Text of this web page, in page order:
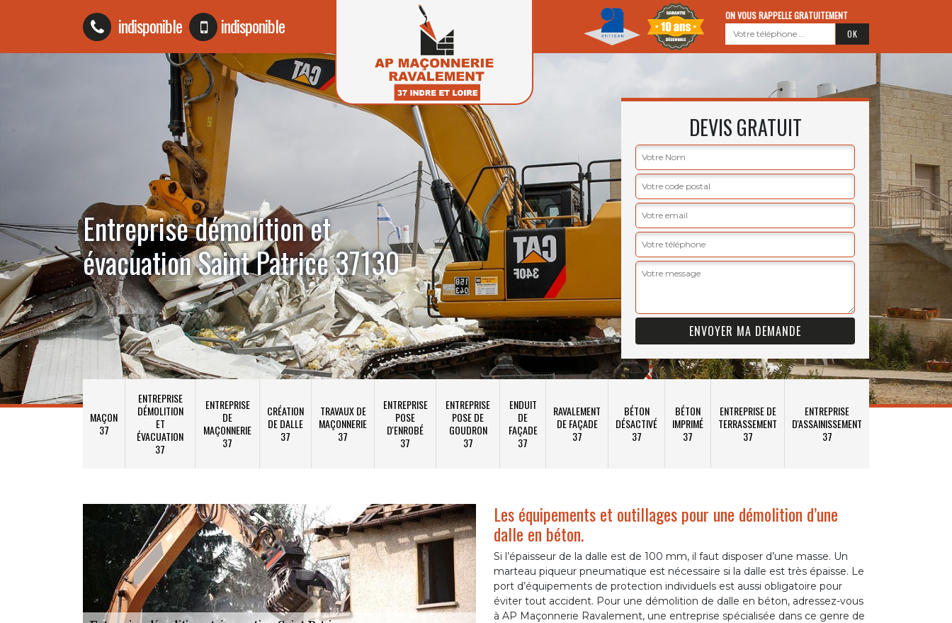
indisponible indisponible ON VOUS RAPPELLE GRATUITEMENT
Entreprise démolition et
évacuation Saint Patrice 37130
DEVIS GRATUIT
MAÇON
37
ENTREPRISE
DÉMOLITION
ET
ÉVACUATION
37
ENTREPRISE
DE
MAÇONNERIE
37
CRÉATION
DE DALLE
37
TRAVAUX DE
MAÇONNERIE
37
ENTREPRISE
POSE
D'ENROBÉ
37
ENTREPRISE
POSE DE
GOUDRON
37
ENDUIT
DE
FAÇADE
37
RAVALEMENT
DE FAÇADE
37
BÉTON
DÉSACTIVÉ
37
BÉTON
IMPRIMÉ
37
ENTREPRISE DE
TERRASSEMENT
37
ENTREPRISE
D'ASSAINISSEMENT
37
Les équipements et outillages pour une démolition d’une
dalle en béton.
Si l’épaisseur de la dalle est de 100 mm, il faut disposer d’une masse. Un
marteau piqueur pneumatique est nécessaire si la dalle est très épaisse. Le
port d’équipements de protection individuels est aussi obligatoire pour
éviter tout accident. Pour une démolition de dalle en béton, adressez-vous
à AP Maçonnerie Ravalement, une entreprise spécialisée dans ce genre de